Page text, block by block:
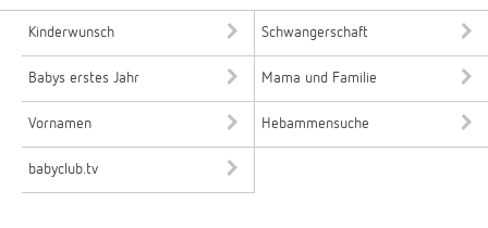
Kinderwunsch Schwangerschaft
Babys erstes Jahr Mama und Familie
Vornamen Hebammensuche
babyclub.tv